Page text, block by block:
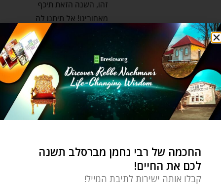
זהו, השנה הזאת תיכף
מאחורינו! אל תיתנו לה
לרדוף אחריכם אל תוך לשנה
החדשה.
רבי נחמן
ליפול… כדי לקום!
מגלה לנו סוד גדול: את
החכמה של רבי נחמן מברסלב תשנה
לכם את החיים!
קבלו אותה ישירות לתיבת המייל!